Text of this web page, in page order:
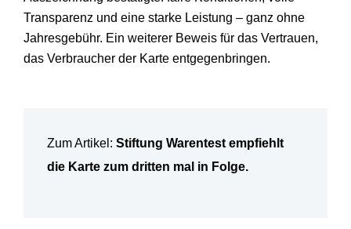
Transparenz und eine starke Leistung – ganz ohne
Jahresgebühr. Ein weiterer Beweis für das Vertrauen,
das Verbraucher der Karte entgegenbringen.
Zum Artikel: Stiftung Warentest empfiehlt
die Karte zum dritten mal in Folge.